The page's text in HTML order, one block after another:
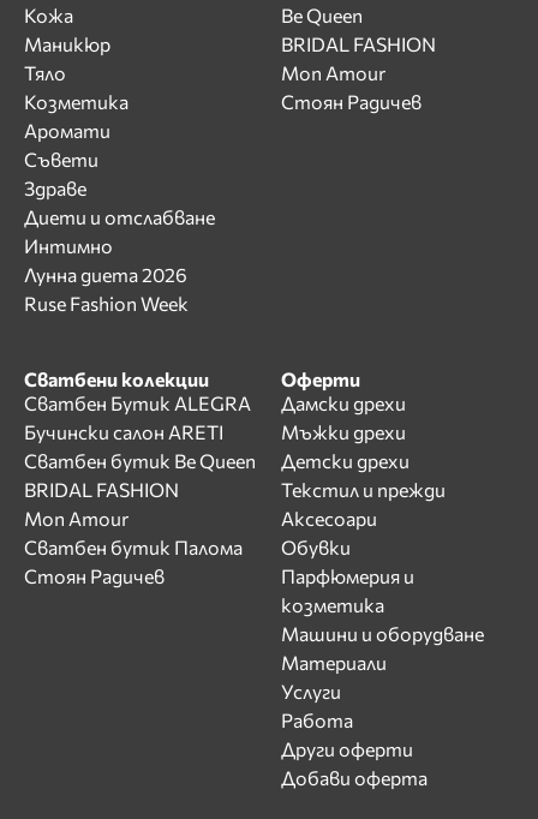
Кожа
Маникюр
Тяло
Козметика
Аромати
Съвети
Здраве
Диети и отслабване
Интимно
Лунна диета 2026
Ruse Fashion Week
Be Queen
BRIDAL FASHION
Mon Amour
Стоян Радичев
Сватбени колекции
Сватбен Бутик ALEGRA
Бучински салон ARETI
Сватбен бутик Be Queen
BRIDAL FASHION
Mon Amour
Сватбен бутик Палома
Стоян Радичев
Оферти
Дамски дрехи
Мъжки дрехи
Детски дрехи
Текстил и прежди
Аксесоари
Обувки
Парфюмерия и
козметика
Машини и оборудване
Материали
Услуги
Работа
Други оферти
Добави оферта